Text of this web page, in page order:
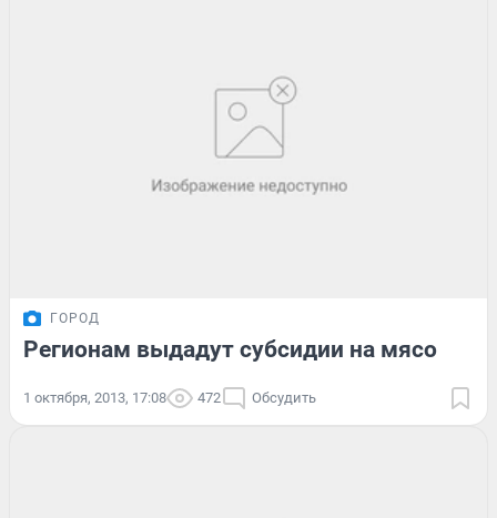
ГОРОД
Регионам выдадут субсидии на мясо
1 октября, 2013, 17:08 472 Обсудить